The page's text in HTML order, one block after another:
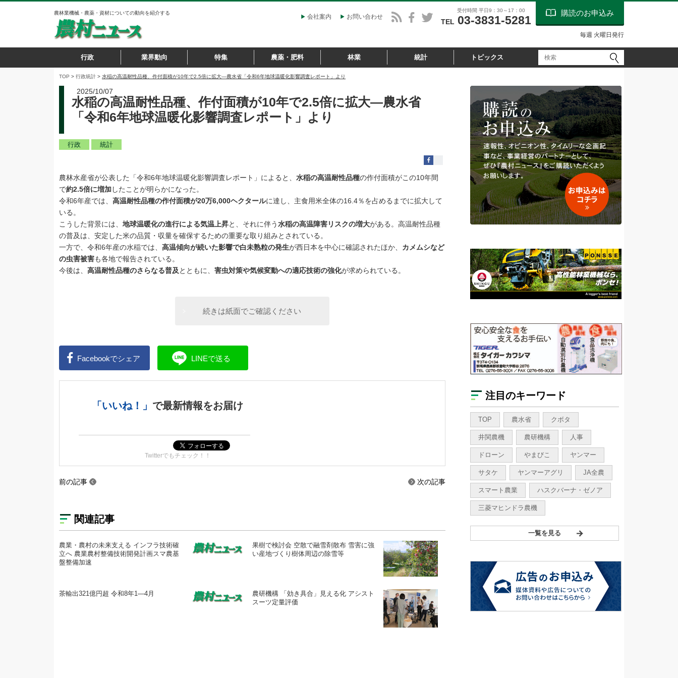
農林業機械・農薬・資材についての動向を紹介する
会社案内 お問い合わせ
受付時間 平日9：30～17：00
TEL 03-3831-5281
購読のお申込み
毎週 火曜日発行
行政 業界動向 特集 農薬・肥料 林業 統計 トピックス
TOP > 行政統計 > 水稲の高温耐性品種、作付面積が10年で2.5倍に拡大―農水省「令和6年地球温暖化影響調査レポート」より
2025/10/07
水稲の高温耐性品種、作付面積が10年で2.5倍に拡大―農水省
「令和6年地球温暖化影響調査レポート」より
行政 統計
農林水産省が公表した「令和6年地球温暖化影響調査レポート」によると、 水稲の高温耐性品種の作付面積がこの10年間
で約2.5倍に増加 したことが明らかになった。
令和6年産では、 高温耐性品種の作付面積が20万6,000ヘクタールに達し、主食用米全体の16.4％を占めるまでに拡大して
いる。
こうした背景には、 地球温暖化の進行による気温上昇と、それに伴う水稲の高温障害リスクの増大がある。高温耐性品種
の普及は、安定した米の品質・収量を確保するための重要な取り組みとされている。
一方で、令和6年産の水稲では、 高温傾向が続いた影響で白未熟粒の発生が西日本を中心に確認されたほか、 カメムシなど
の虫害被害も各地で報告されている。
今後は、 高温耐性品種のさらなる普及 とともに、 害虫対策や気候変動への適応技術の強化が求められている。
続きは紙面でご確認ください
Facebookでシェア LINEで送る
「いいね！」 で最新情報をお届け
Twitterでもチェック！！
前の記事 次の記事
関連記事
農業・農村の未来支える インフラ技術確
立へ 農業農村整備技術開発計画スマ農基
盤整備加速
果樹で検討会 空散で融雪剤散布 雪害に強
い産地づくり樹体周辺の除雪等
茶輸出321億円超 令和8年1―4月
農研機構 「効き具合」見える化 アシスト
スーツ定量評価
注目のキーワード
TOP 農水省 クボタ
井関農機 農研機構 人事
ドローン やまびこ ヤンマー
サタケ ヤンマーアグリ JA全農
スマート農業 ハスクバーナ・ゼノア
三菱マヒンドラ農機
一覧を見る